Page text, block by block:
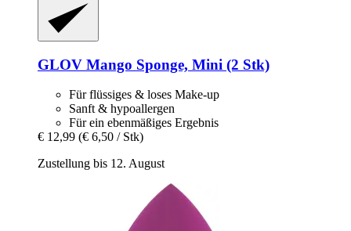
GLOV Mango Sponge, Mini (2 Stk)
Für flüssiges & loses Make-up
Sanft & hypoallergen
Für ein ebenmäßiges Ergebnis
€ 12,99 (€ 6,50 / Stk)
Zustellung bis 12. August